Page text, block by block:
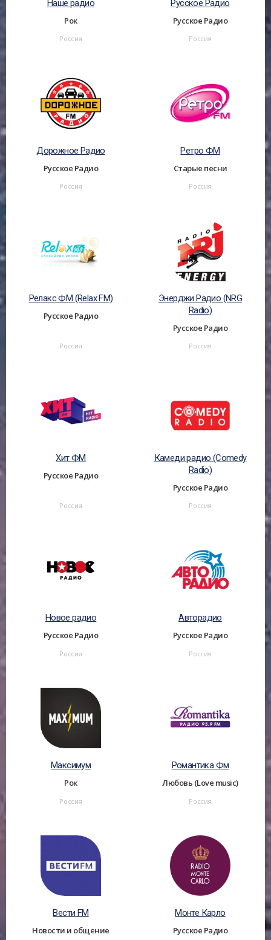
Наше радио
Рок
Россия
Русское Радио
Русское Радио
Россия
Дорожное Радио
Русское Радио
Россия
Ретро ФМ
Старые песни
Россия
Релакс ФМ (Relax FM)
Русское Радио
Россия
Энерджи Радио (NRG
Radio)
Русское Радио
Россия
Хит ФМ
Русское Радио
Россия
Камеди радио (Comedy
Radio)
Русское Радио
Россия
Новое радио
Русское Радио
Россия
Авторадио
Русское Радио
Россия
Максимум
Рок
Россия
Романтика Фм
Любовь (Love music)
Россия
Вести FM
Новости и общение
Монте Карло
Русское Радио